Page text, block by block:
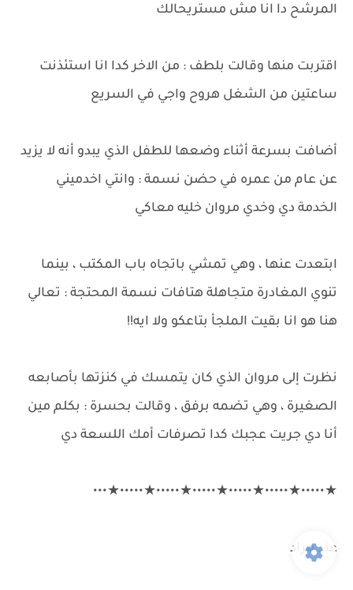
المرشح دا انا مش مستريحالك
اقتربت منها وقالت بلطف : من الاخر كدا انا استئذنت
ساعتين من الشغل هروح واجي في السريع
أضافت بسرعة أثناء وضعها للطفل الذي يبدو أنه لا يزيد
عن عام من عمره في حضن نسمة : وانتي اخدميني
الخدمة دي وخدي مروان خليه معاكي
ابتعدت عنها ، وهي تمشي باتجاه باب المكتب ، بينما
تنوي المغادرة متجاهلة هتافات نسمة المحتجة : تعالي
هنا هو انا بقيت الملجأ بتاعكو ولا ايه!!
نظرت إلى مروان الذي كان يتمسك في كنزتها بأصابعه
الصغيرة ، وهي تضمه برفق ، وقالت بحسرة : بكلم مين
أنا دي جريت عجبك كدا تصرفات أمك اللسعة دي
★•••••★•••••★•••••★•••••★•••••★•••••★•••
عند مراد